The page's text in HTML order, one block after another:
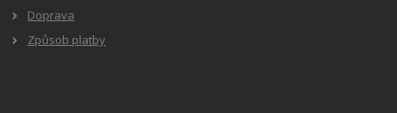
Doprava
Způsob platby